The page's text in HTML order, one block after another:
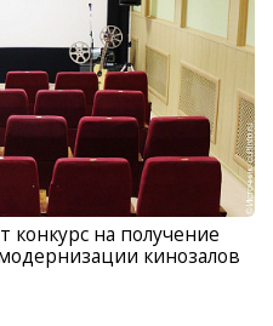
на получение
кинозалов